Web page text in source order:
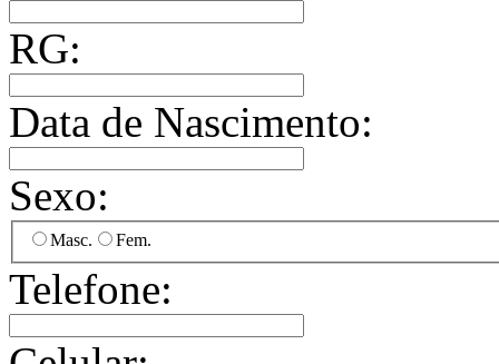
RG:
Data de Nascimento:
Sexo:
Masc. Fem.
Telefone: